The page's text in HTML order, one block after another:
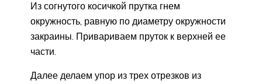
Из согнутого косичкой прутка гнем
окружность, равную по диаметру окружности
закраины. Привариваем пруток к верхней ее
части.
Далее делаем упор из трех отрезков из